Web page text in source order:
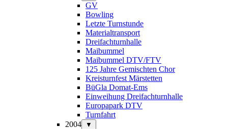
GV
Bowling
Letzte Turnstunde
Materialtransport
Dreifachturnhalle
Maibummel
Maibummel DTV/FTV
125 Jahre Gemischten Chor
Kreisturnfest Märstetten
BüGla Domat-Ems
Einweihung Dreifachturnhalle
Europapark DTV
Turnfahrt
2004
▼